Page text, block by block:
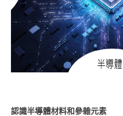
認識半導體材料和參雜元素